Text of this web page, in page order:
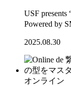
USF
Powered by
2025.08.30
オンライン